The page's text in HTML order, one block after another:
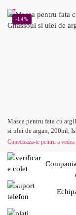
-14%
Masca pentru fata cu
si ulei de argan, 200ml,
Conecteaza-te pentru a